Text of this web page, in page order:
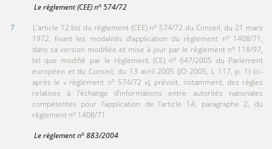
Le règlement(CEE)no574/72
7L’article 12 bis du règlement (CEE) no 574/72 du Conseil, du 21 mars
1972, fixant les modalités d’application du règlement no1408/71,
dans sa version modifiée et mise à jour par le règlement no118/97,
tel que modifié par le règlement (CE) no 647/2005 du Parlement
européen et du Conseil, du 13 avril 2005 (JO 2005, L 117, p. 1) (ci-
après le « règlement no574/72 »), prévoit, notamment, des règles
relatives à l’échange d’informations entre autorités nationales
compétentes pour l’application de l’article 14, paragraphe 2, du
règlement no1408/71.
Le règlementno883/2004